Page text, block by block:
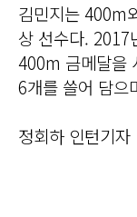
김민지는 400m
상 선수다. 2017
400m 금메달을
6개를 쓸어 담으
정회하 인턴기자